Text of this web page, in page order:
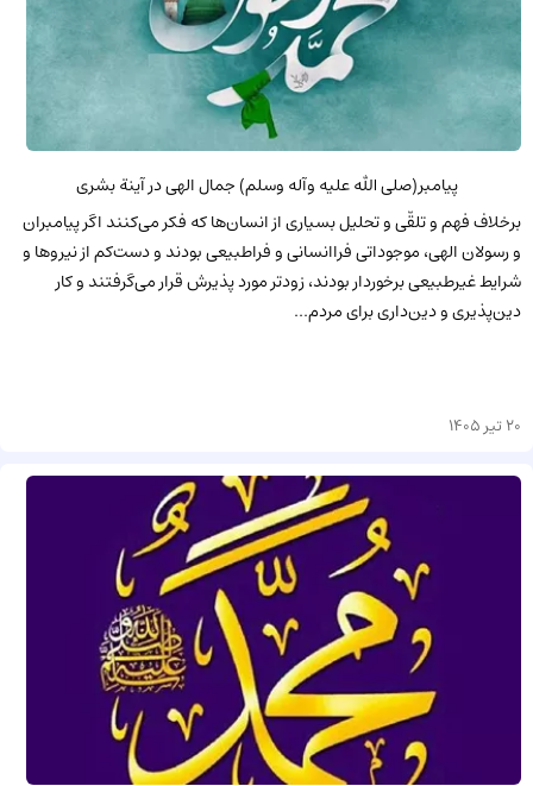
پیامبر(صلى الله علیه وآله وسلم) جمال الهى در آینة بشرى
برخلاف فهم و تلقّى و تحلیل بسیارى از انسان‌‏ها که فکر مى‏‌کنند اگر پیامبران
و رسولان الهى، موجوداتى فراانسانى و فراطبیعى بودند و دست‌‏کم از نیروها و
شرایط غیرطبیعى برخوردار بودند، زودتر مورد پذیرش قرار مى‏‌گرفتند و کار
دین‏‌پذیرى و دین‌دارى براى مردم...
20 تیر 1405